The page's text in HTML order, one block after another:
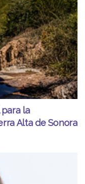
la
Alta de Sonora